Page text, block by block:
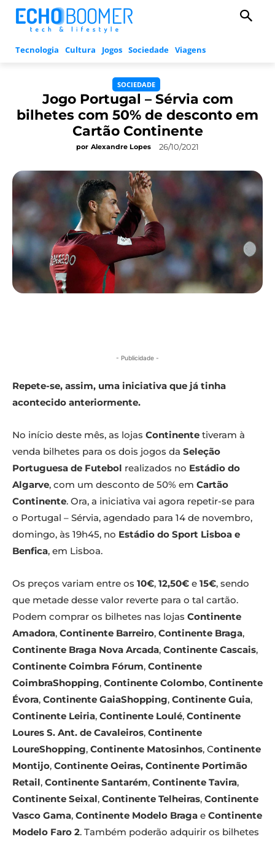
Tecnologia Cultura Jogos Sociedade Viagens
SOCIEDADE
Jogo Portugal – Sérvia com
bilhetes com 50% de desconto em
Cartão Continente
por Alexandre Lopes 26/10/2021
- Publicidade -
Repete-se, assim, uma iniciativa que já tinha
acontecido anteriormente.
No início deste mês, as lojas Continente tiveram à
venda bilhetes para os dois jogos da Seleção
Portuguesa de Futebol realizados no Estádio do
Algarve, com um desconto de 50% em Cartão
Continente. Ora, a iniciativa vai agora repetir-se para
o Portugal – Sérvia, agendado para 14 de novembro,
domingo, às 19h45, no Estádio do Sport Lisboa e
Benfica, em Lisboa.
Os preços variam entre os 10€, 12,50€ e 15€, sendo
que metade desse valor reverte para o tal cartão.
Podem comprar os bilhetes nas lojas Continente
Amadora, Continente Barreiro, Continente Braga,
Continente Braga Nova Arcada, Continente Cascais,
Continente Coimbra Fórum, Continente
CoimbraShopping, Continente Colombo, Continente
Évora, Continente GaiaShopping, Continente Guia,
Continente Leiria, Continente Loulé, Continente
Loures S. Ant. de Cavaleiros, Continente
LoureShopping, Continente Matosinhos, Continente
Montijo, Continente Oeiras, Continente Portimão
Retail, Continente Santarém, Continente Tavira,
Continente Seixal, Continente Telheiras, Continente
Vasco Gama, Continente Modelo Braga e Continente
Modelo Faro 2. Também poderão adquirir os bilhetes